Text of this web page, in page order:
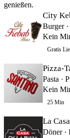
genießen.
City
Burger
Kein
Gratis
Pizza-
Pasta ·
Kein
25 Min
La
Döner ·